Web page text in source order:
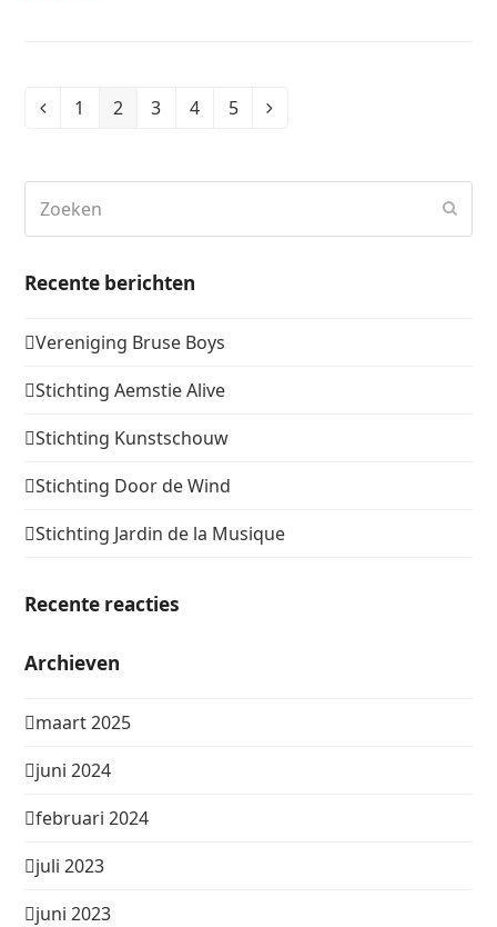
VorigePage
1 Page
2 Page
3 Page
4 Page
5 Volgende
Recente berichten
Vereniging Bruse Boys
Stichting Aemstie Alive
Stichting Kunstschouw
Stichting Door de Wind
Stichting Jardin de la Musique
Recente reacties
Archieven
maart 2025
juni 2024
februari 2024
juli 2023
juni 2023